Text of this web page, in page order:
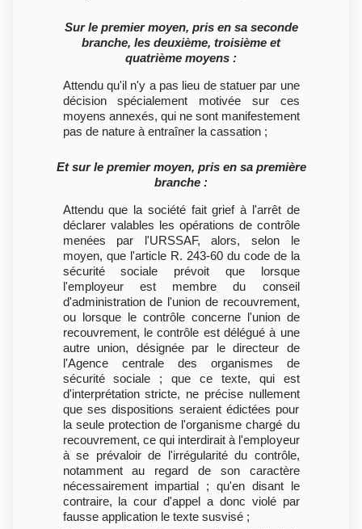
Sur le premier moyen, pris en sa seconde
branche, les deuxième, troisième et
quatrième moyens :
Attendu qu'il n'y a pas lieu de statuer par une
décision spécialement motivée sur ces
moyens annexés, qui ne sont manifestement
pas de nature à entraîner la cassation ;
Et sur le premier moyen, pris en sa première
branche :
Attendu que la société fait grief à l'arrêt de
déclarer valables les opérations de contrôle
menées par l'URSSAF, alors, selon le
moyen, que l'article R. 243-60 du code de la
sécurité sociale prévoit que lorsque
l'employeur est membre du conseil
d'administration de l'union de recouvrement,
ou lorsque le contrôle concerne l'union de
recouvrement, le contrôle est délégué à une
autre union, désignée par le directeur de
l'Agence centrale des organismes de
sécurité sociale ; que ce texte, qui est
d'interprétation stricte, ne précise nullement
que ses dispositions seraient édictées pour
la seule protection de l'organisme chargé du
recouvrement, ce qui interdirait à l'employeur
à se prévaloir de l'irrégularité du contrôle,
notamment au regard de son caractère
nécessairement impartial ; qu'en disant le
contraire, la cour d'appel a donc violé par
fausse application le texte susvisé ;